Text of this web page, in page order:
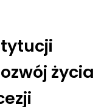
życia